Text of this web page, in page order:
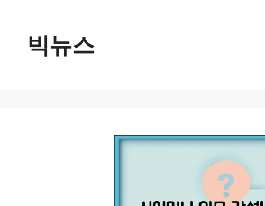
빅뉴스